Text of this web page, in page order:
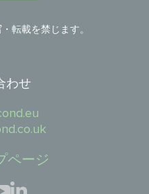
転載を禁じます。
わせ
ページ